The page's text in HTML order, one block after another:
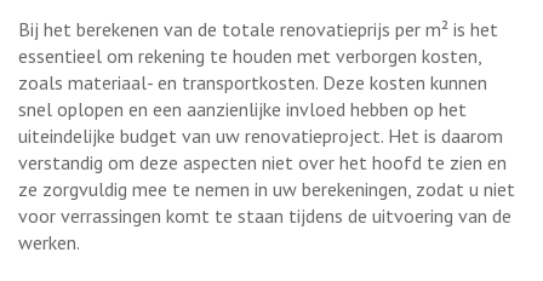
Bij het berekenen van de totale renovatieprijs per m² is het
essentieel om rekening te houden met verborgen kosten,
zoals materiaal- en transportkosten. Deze kosten kunnen
snel oplopen en een aanzienlijke invloed hebben op het
uiteindelijke budget van uw renovatieproject. Het is daarom
verstandig om deze aspecten niet over het hoofd te zien en
ze zorgvuldig mee te nemen in uw berekeningen, zodat u niet
voor verrassingen komt te staan tijdens de uitvoering van de
werken.